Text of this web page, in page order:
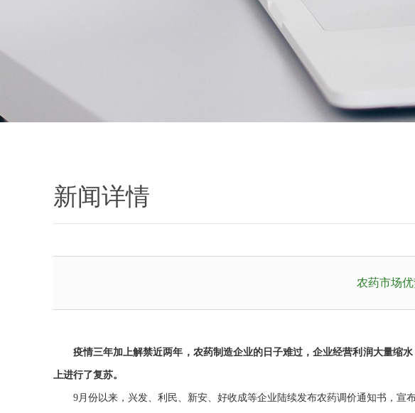
新闻详情
农药市场
疫情三年加上解禁近两年，农药制造企业的日子难过，企业经营利润大量缩水
上进行了复苏。
9月份以来，兴发、利民、新安、好收成等企业陆续发布农药调价通知书，